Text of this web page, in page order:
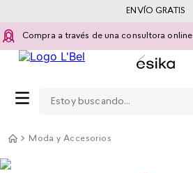
Compra a través de una consultora online
ENVÍO GRATIS
Moda y Accesorios